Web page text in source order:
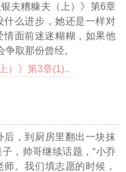
夫糟糠夫（上）》第6章
什么进步，她还是一样对
面前迷迷糊糊，如果他
争取那份曾经。
）》第3章(1)..
后，到厨房里翻出一块抹
，帅哥继续话题，“小乔
。我们填志愿的时候，